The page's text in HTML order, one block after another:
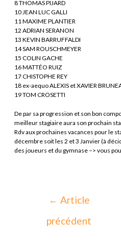
8 THOMAS PIJARD
10 JEAN LUC GALLI
11 MAXIME PLANTIER
12 ADRIAN SERANON
13 KEVIN BARRUFFALDI
14 SAM ROUSCHMEYER
15 COLIN GACHE
16 MATTÉO RUIZ
17 CHISTOPHE REY
18 ex-aequo ALEXIS et XAVIER
19 TOM CROSETTI
De par sa progression et son bon
meilleur stagiaire aura son prochain
Rdv aux prochaines vacances pour le
décembre soit les 2 et 3 Janvier (à
des joueurs et du gymnase –> vous
← Article
précédent